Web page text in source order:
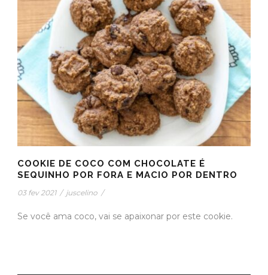
COOKIE DE COCO COM CHOCOLATE É
SEQUINHO POR FORA E MACIO POR DENTRO
03 fev 2021 / juscelino /
Se você ama coco, vai se apaixonar por este cookie.